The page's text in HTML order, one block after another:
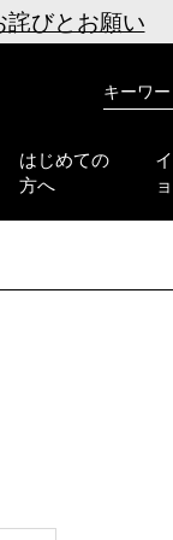
詫びとお願い
はじめての
方へ
カ
タ
検
use
tab
swipe